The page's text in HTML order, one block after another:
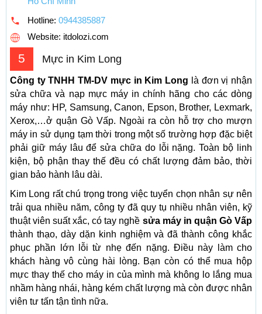
Hotline: 0944385887
Website: itdolozi.com
5 Mực in Kim Long
Công ty TNHH TM-DV mực in Kim Long là đơn vị nhận
sửa chữa và nạp mực máy in chính hãng cho các dòng
máy như: HP, Samsung, Canon, Epson, Brother, Lexmark,
Xerox,…ở quận Gò Vấp. Ngoài ra còn hỗ trợ cho mượn
máy in sử dụng tạm thời trong một số trường hợp đặc biệt
phải giữ máy lâu để sửa chữa do lỗi nặng. Toàn bộ linh
kiện, bộ phận thay thế đều có chất lượng đảm bảo, thời
gian bảo hành lâu dài.
Kim Long rất chú trọng trong việc tuyển chọn nhân sự nên
trải qua nhiều năm, công ty đã quy tụ nhiều nhân viên, kỹ
thuật viên suất xắc, có tay nghề sửa máy in quận Gò Vấp
thành thạo, dày dặn kinh nghiệm và đã thành công khắc
phục phần lớn lỗi từ nhẹ đến nặng. Điều này làm cho
khách hàng vô cùng hài lòng. Bạn còn có thể mua hộp
mực thay thế cho máy in của mình mà không lo lắng mua
nhầm hàng nhái, hàng kém chất lượng mà còn được nhân
viên tư tấn tận tình nữa.